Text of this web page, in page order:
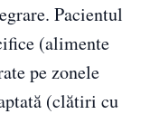
Pacientul
(alimente
pe zonele
(clătiri cu